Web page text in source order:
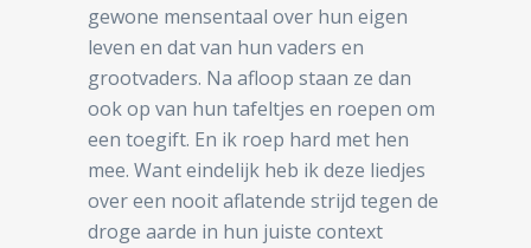
gewone mensentaal over hun eigen
leven en dat van hun vaders en
grootvaders. Na afloop staan ze dan
ook op van hun tafeltjes en roepen om
een toegift. En ik roep hard met hen
mee. Want eindelijk heb ik deze liedjes
over een nooit aflatende strijd tegen de
droge aarde in hun juiste context